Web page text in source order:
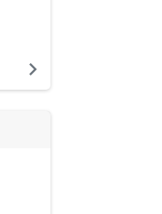
navigate_next